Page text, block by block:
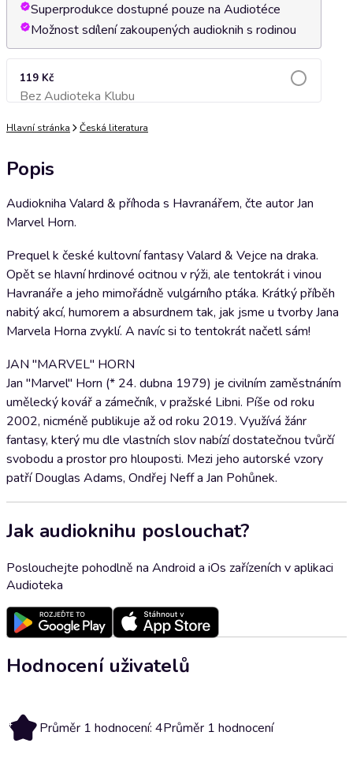
Superprodukce dostupné pouze na Audiotéce
Možnost sdílení zakoupených audioknih s rodinou
119 Kč
Bez Audioteka KlubuPřidat do košíku
Hlavní stránka Česká literatura
Popis
Audiokniha Valard & příhoda s Havranářem, čte autor Jan
Marvel Horn.
Prequel k české kultovní fantasy Valard & Vejce na draka.
Opět se hlavní hrdinové ocitnou v rýži, ale tentokrát i vinou
Havranáře a jeho mimořádně vulgárního ptáka. Krátký příběh
nabitý akcí, humorem a absurdnem tak, jak jsme u tvorby Jana
Marvela Horna zvyklí. A navíc si to tentokrát načetl sám!
JAN "MARVEL" HORN
Jan "Marvel" Horn (* 24. dubna 1979) je civilním zaměstnáním
umělecký kovář a zámečník, v pražské Libni. Píše od roku
2002, nicméně publikuje až od roku 2019. Využívá žánr
fantasy, který mu dle vlastních slov nabízí dostatečnou tvůrčí
svobodu a prostor pro hlouposti. Mezi jeho autorské vzory
patří Douglas Adams, Ondřej Neff a Jan Pohůnek.
Jak audioknihu poslouchat?
Poslouchejte pohodlně na Android a iOs zařízeních v aplikaci
Audioteka
Hodnocení uživatelů
4 Průměr 1 hodnocení: 4Průměr 1 hodnocení